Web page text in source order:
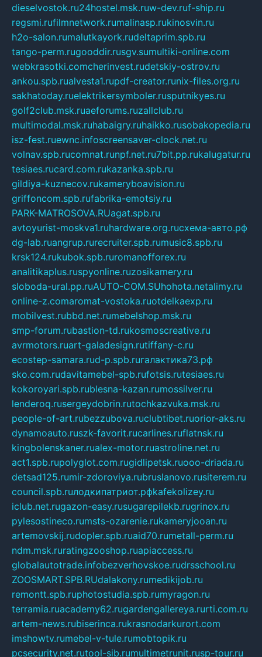
dieselvostok.ru24hostel.msk.ruw-dev.ruf-ship.ru
regsmi.rufilmnetwork.rumalinasp.rukinosvin.ru
h2o-salon.rumalutkayork.rudeltaprim.spb.ru
tango-perm.rugooddir.rusgv.sumultiki-online.com
webkrasotki.comcherinvest.rudetskiy-ostrov.ru
ankou.spb.rualvesta1.rupdf-creator.runix-files.org.ru
sakhatoday.ruelektrikersymboler.rusputnikyes.ru
golf2club.msk.ruaeforums.ruzallclub.ru
multimodal.msk.ruhabaigry.ruhaikko.rusobakopedia.ru
isz-fest.ruewnc.infoscreensaver-clock.net.ru
volnav.spb.rucomnat.runpf.net.ru7bit.pp.rukalugatur.ru
tesiaes.rucard.com.rukazanka.spb.ru
gildiya-kuznecov.rukameryboavision.ru
griffoncom.spb.rufabrika-emotsiy.ru
PARK-MATROSOVA.RUagat.spb.ru
avtoyurist-moskva1.ruhardware.org.ruсхема-авто.рф
dg-lab.ruangrup.rurecruiter.spb.rumusic8.spb.ru
krsk124.rukubok.spb.ruromanofforex.ru
analitikaplus.ruspyonline.ruzosikamery.ru
sloboda-ural.pp.ruAUTO-COM.SUhohota.netalimy.ru
online-z.comaromat-vostoka.ruotdelkaexp.ru
mobilvest.rubbd.net.rumebelshop.msk.ru
smp-forum.rubastion-td.rukosmoscreative.ru
avrmotors.ruart-galadesign.rutiffany-c.ru
ecostep-samara.rud-p.spb.ruгалактика73.рф
sko.com.rudavitamebel-spb.rufotsis.rutesiaes.ru
kokoroyari.spb.rublesna-kazan.rumossilver.ru
lenderoq.rusergeydobrin.rutochkazvuka.msk.ru
people-of-art.rubezzubova.ruclubtibet.ruorior-aks.ru
dynamoauto.ruszk-favorit.rucarlines.ruflatnsk.ru
kingbolenskaner.rualex-motor.ruastroline.net.ru
act1.spb.rupolyglot.com.rugidlipetsk.ruooo-driada.ru
detsad125.rumir-zdoroviya.rubruslanovo.rusiterem.ru
council.spb.ruлодкипатриот.рфkafekolizey.ru
iclub.net.rugazon-easy.rusugarepilekb.rugrinox.ru
pylesostineco.rumsts-ozarenie.rukameryjooan.ru
artemovskij.rudopler.spb.ruaid70.rumetall-perm.ru
ndm.msk.ruratingzooshop.ruapiaccess.ru
globalautotrade.infobezverhovskoe.rudrsschool.ru
ZOOSMART.SPB.RUdalakony.rumedikijob.ru
remontt.spb.ruphotostudia.spb.rumyragon.ru
terramia.ruacademy62.rugardengallereya.rurti.com.ru
artem-news.rubiserinca.rukrasnodarkurort.com
imshowtv.rumebel-v-tule.rumobtopik.ru
pcsecurity.net.rutool-sib.rumultimetrunit.rusp-tour.ru